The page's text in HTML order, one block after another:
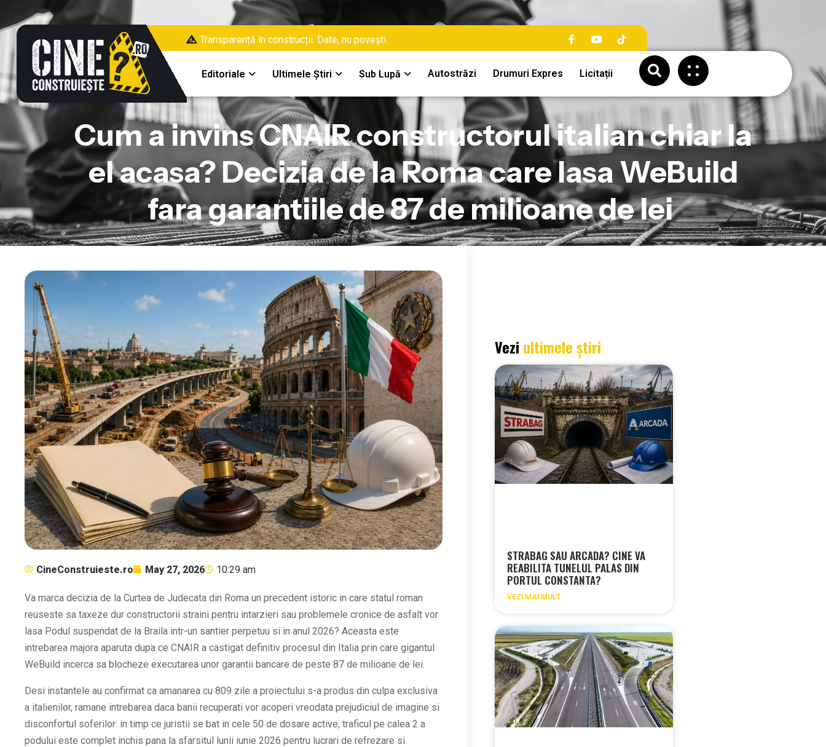
Transparență în construcții. Date, nu povești.
Editoriale Ultimele Știri Sub Lupă Autostrăzi Drumuri Expres Licitații
Cum a invins CNAIR constructorul italian chiar la
el acasa? Decizia de la Roma care lasa WeBuild
fara garantiile de 87 de milioane de lei
CineConstruieste.ro May 27, 2026 10:29 am
Va marca decizia de la Curtea de Judecata din Roma un precedent istoric in care statul roman
reuseste sa taxeze dur constructorii straini pentru intarzieri sau problemele cronice de asfalt vor
lasa Podul suspendat de la Braila intr-un santier perpetuu si in anul 2026? Aceasta este
intrebarea majora aparuta dupa ce CNAIR a castigat definitiv procesul din Italia prin care gigantul
WeBuild incerca sa blocheze executarea unor garantii bancare de peste 87 de milioane de lei.
Desi instantele au confirmat ca amanarea cu 809 zile a proiectului s-a produs din culpa exclusiva
a italienilor, ramane intrebarea daca banii recuperati vor acoperi vreodata prejudiciul de imagine si
disconfortul soferilor: in timp ce juristii se bat in cele 50 de dosare active, traficul pe calea 2 a
podului este complet inchis pana la sfarsitul lunii iunie 2026 pentru lucrari de refrezare si
Vezi ultimele știri
STRABAG SAU ARCADA? CINE VA
REABILITA TUNELUL PALAS DIN
PORTUL CONSTANTA?
VEZI MAI MULT